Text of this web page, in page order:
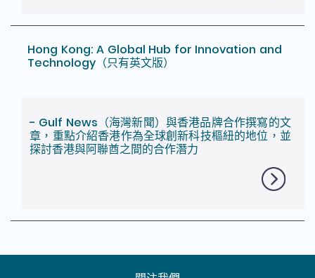
Hong Kong: A Global Hub for Innovation and
Technology（只有英文版）
- Gulf News（海灣新聞）與香港品牌合作撰寫的文
章，重點介紹香港作為全球創新科技樞紐的地位，並
探討香港與阿聯酋之間的合作潛力